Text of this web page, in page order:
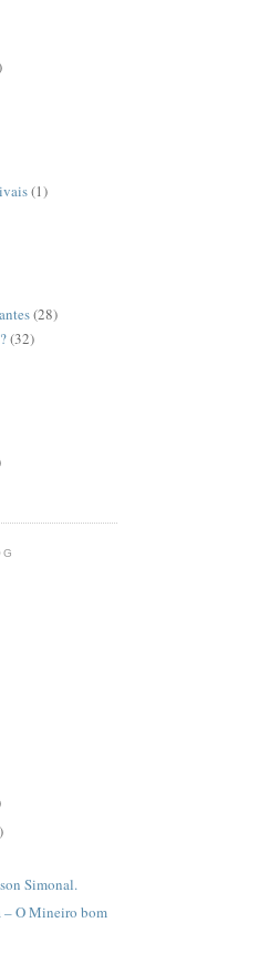
(1)
(28)
(32)
Simonal.
– O Mineiro bom